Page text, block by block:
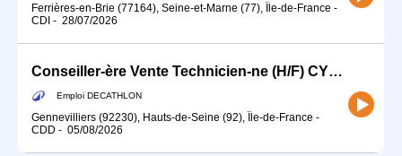
Ferrières-en-Brie (77164), Seine-et-Marne (77), Île-de-France -
CDI - 28/07/2026
Conseiller-ère Vente Technicien-ne (H/F) CYCLE ATELIER
Emploi DECATHLON
Gennevilliers (92230), Hauts-de-Seine (92), Île-de-France -
CDD - 05/08/2026